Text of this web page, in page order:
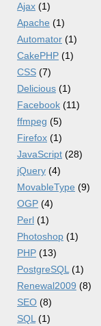
Ajax (1)
Apache (1)
Automator (1)
CakePHP (1)
CSS (7)
Delicious (1)
Facebook (11)
ffmpeg (5)
Firefox (1)
JavaScript (28)
jQuery (4)
MovableType (9)
OGP (4)
Perl (1)
Photoshop (1)
PHP (13)
PostgreSQL (1)
Renewal2009 (8)
SEO (8)
SQL (1)